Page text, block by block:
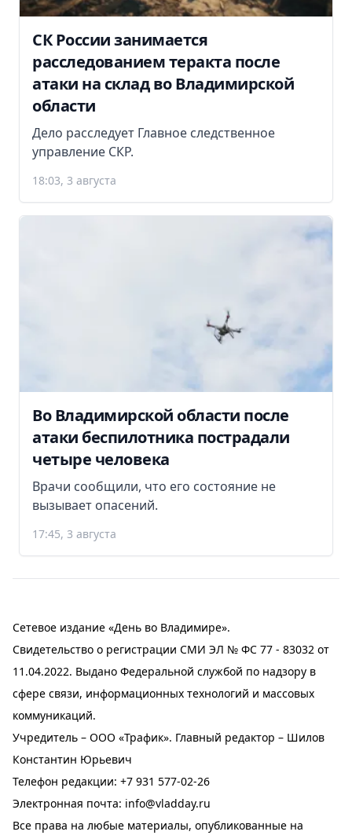
СК России занимается
расследованием теракта после
атаки на склад во Владимирской
области
Дело расследует Главное следственное
управление СКР.
18:03, 3 августа
Во Владимирской области после
атаки беспилотника пострадали
четыре человека
Врачи сообщили, что его состояние не
вызывает опасений.
17:45, 3 августа
Сетевое издание «День во Владимире».
Свидетельство о регистрации СМИ ЭЛ № ФС 77 - 83032 от
11.04.2022. Выдано Федеральной службой по надзору в
сфере связи, информационных технологий и массовых
коммуникаций.
Учредитель – ООО «Трафик». Главный редактор – Шилов
Константин Юрьевич
Телефон редакции: +7 931 577-02-26
Электронная почта: info@vladday.ru
Все права на любые материалы, опубликованные на